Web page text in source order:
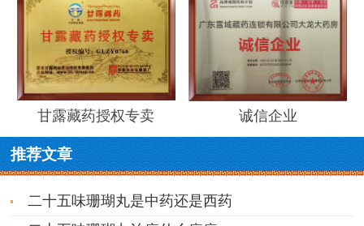
甘露藏药授权专卖 诚信企业
推荐文章
二十五味珊瑚丸是中药还是西药